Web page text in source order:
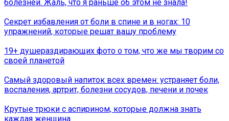
болезней. Жаль, что я раньше об этом не знала!
Секрет избавления от боли в спине и в ногах: 10
упражнений, которые решат вашу проблему
19+ душераздирающих фото о том, что же мы творим со
своей планетой
Самый здоровый напиток всех времен: устраняет боли,
воспаления, артрит, болезни сосудов, печени и почек
Крутые трюки с аспирином, которые должна знать
каждая женщина